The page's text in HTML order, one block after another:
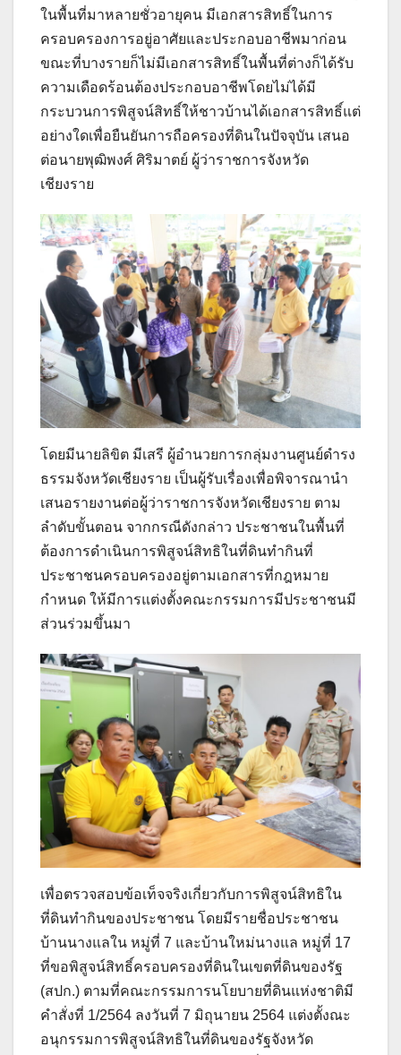
ในพื้นที่มาหลายชั่วอายุคน มีเอกสารสิทธิ์ในการ
ครอบครองการอยู่อาศัยและประกอบอาชีพมาก่อน
ขณะที่บางรายก็ไม่มีเอกสารสิทธิ์ในพื้นที่ต่างก็ได้รับ
ความเดือดร้อนต้องประกอบอาชีพโดยไม่ได้มี
กระบวนการพิสูจน์สิทธิ์ให้ชาวบ้านได้เอกสารสิทธิ์แต่
อย่างใดเพื่อยืนยันการถือครองที่ดินในปัจจุบัน เสนอ
ต่อนายพุฒิพงศ์ ศิริมาตย์ ผู้ว่าราชการจังหวัด
เชียงราย
โดยมีนายลิขิต มีเสรี ผู้อำนวยการกลุ่มงานศูนย์ดำรง
ธรรมจังหวัดเชียงราย เป็นผู้รับเรื่องเพื่อพิจารณานำ
เสนอรายงานต่อผู้ว่าราชการจังหวัดเชียงราย ตาม
ลำดับขั้นตอน จากกรณีดังกล่าว ประชาชนในพื้นที่
ต้องการดำเนินการพิสูจน์สิทธิในที่ดินทำกินที่
ประชาชนครอบครองอยู่ตามเอกสารที่กฎหมาย
กำหนด ให้มีการแต่งตั้งคณะกรรมการมีประชาชนมี
ส่วนร่วมขึ้นมา
เพื่อตรวจสอบข้อเท็จจริงเกี่ยวกับการพิสูจน์สิทธิใน
ที่ดินทำกินของประชาชน โดยมีรายชื่อประชาชน
บ้านนางแลใน หมู่ที่ 7 และบ้านใหม่นางแล หมู่ที่ 17
ที่ขอพิสูจน์สิทธิ์ครอบครองที่ดินในเขตที่ดินของรัฐ
(สปก.) ตามที่คณะกรรมการนโยบายที่ดินแห่งชาติมี
คำสั่งที่ 1/2564 ลงวันที่ 7 มิถุนายน 2564 แต่งตั้งณะ
อนุกรรมการพิสูจน์สิทธิในที่ดินของรัฐจังหวัด